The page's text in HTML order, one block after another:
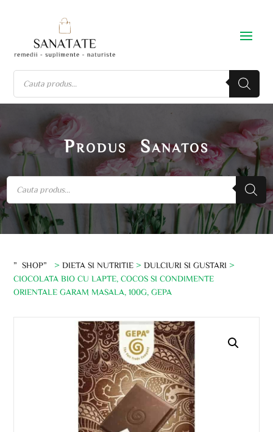
Produs Sanatos
”SHOP” >DIETA SI NUTRITIE >DULCIURI SI GUSTARI >
CIOCOLATA BIO CU LAPTE, COCOS SI CONDIMENTE
ORIENTALE GARAM MASALA, 100G, GEPA